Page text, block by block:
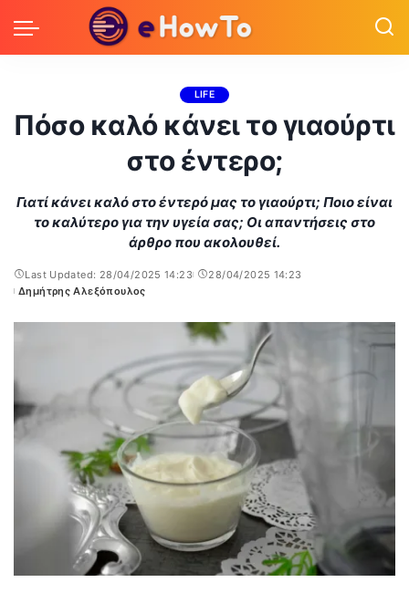
LIFE
Πόσο καλό κάνει το γιαούρτι
στο έντερο;
Γιατί κάνει καλό στο έντερό μας το γιαούρτι; Ποιο είναι
το καλύτερο για την υγεία σας; Οι απαντήσεις στο
άρθρο που ακολουθεί.
Last Updated: 28/04/2025 14:23
28/04/2025 14:23
Posted
Δημήτρης Αλεξόπουλος